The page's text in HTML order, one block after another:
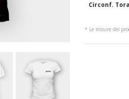
Circonf.
* Le misure del